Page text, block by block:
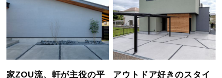
家ZOU流、軒が主役の平
アウトドア好きのスタイ